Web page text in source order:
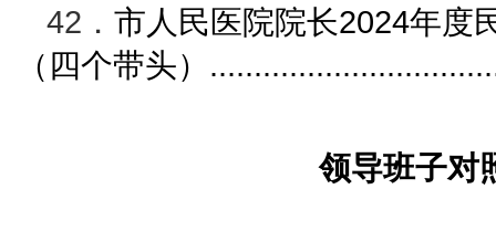
42． 市人民医院院长2024年度
（四个带头）
领导班子对